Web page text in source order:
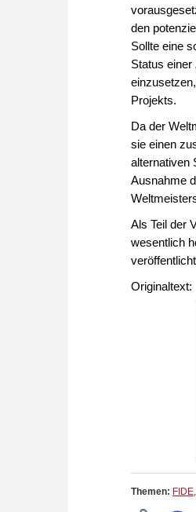
den
Sollte eine
Status einer
Projekts.
Da der
sie einen
alternativen
Ausnahme
Als Teil der
wesentlich
Originaltext:
Themen: FIDE,